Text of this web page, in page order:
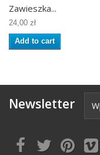
Zawieszka...
24,00 zł
Add to cart
Newsletter